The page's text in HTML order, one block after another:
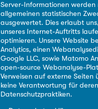
Server-Informationen werden
allgemeinen statistischen
ausgewertet. Dies erlaubt
unseres Internet-Auftritts
optimieren. Unsere Website
Analytics, einen
Google LLC, sowie Matomo
open-source Webanalyse-
Verweisen auf externe Seiten
keine Verantwortung für
Datenschutzpraktiken.